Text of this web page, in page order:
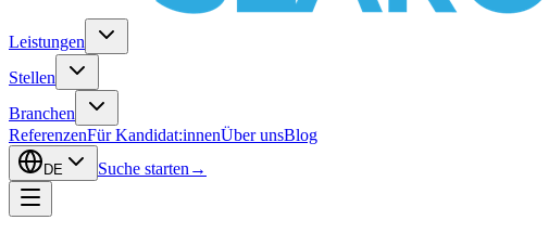
Leistungen
Stellen
Branchen
ReferenzenFür Kandidat:innenÜber unsBlog
DE Suche starten →